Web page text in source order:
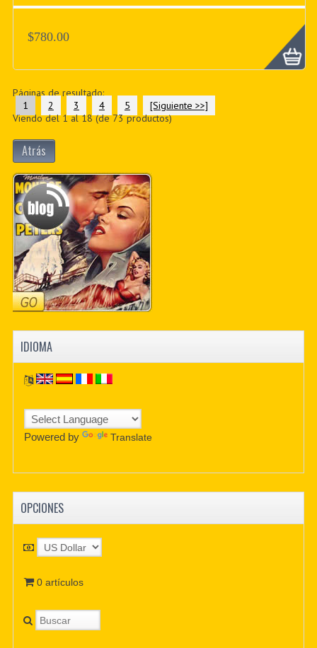
$780.00
Páginas de resultado:
1
2 3 4 5
[Siguiente >>]
Viendo del1al18(de73productos)
Atrás
IDIOMA
Powered by Translate
OPCIONES
0 artículos